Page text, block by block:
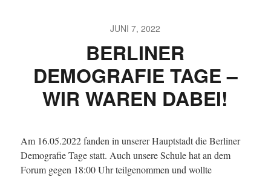
JUNI 7, 2022
BERLINER
DEMOGRAFIE TAGE –
WIR WAREN DABEI!
Am 16.05.2022 fanden in unserer Hauptstadt die Berliner
Demografie Tage statt. Auch unsere Schule hat an dem
Forum gegen 18:00 Uhr teilgenommen und wollte